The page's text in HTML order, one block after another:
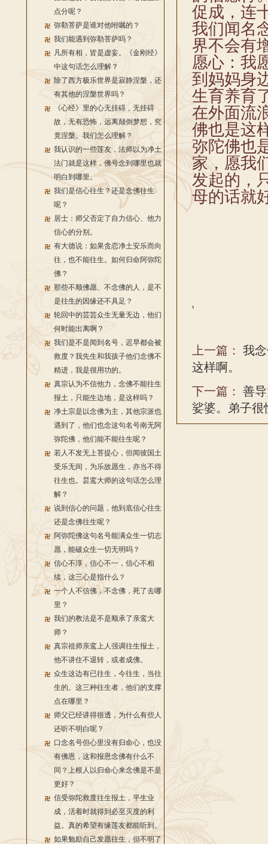
点分呢？
弥勒菩萨是谁对他咐嘱的？
我们能遇到弥勒菩萨吗？
凡所有相，皆是虚妄。《金刚经》
中这句话怎么理解？
除了西方极乐世界是寂静涅槃，还
有其他的涅槃世界吗？
《心经》里的心无挂碍，无挂碍
故，无有恐怖，远离颠倒梦想，究
竟涅槃。我们怎么理解？
我认识的一些莲友，法师以为净土
法门就是这样，佛号念到哪里也就
明白到哪里。
我们是信心往生？还是念佛往生
呢？
居士：师父否定了自力信心、他力
信心的分别。
有大德说：如果贪恋净土安乐而向
往，也不能往生。如何归命阿弥陀
佛？
那些不顺佛愿、不念佛的人，是不
是往生的因缘还不具足？
轮回中的芸芸众生无量无边，他们
何时能出离啊？
我们是不是闻到名号，迟早都会被
救度？我先生和我孩子他们念佛不
精进，我是很用功的。
真宗认为不信他力，念佛不能往生
报土，只能生边地，是这样吗？
净土宗是以念佛为主，其他宗派也
遇到了，他们也念这句名号南无阿
弥陀佛，他们能不能往生呢？
若人不发无上菩提心，但闻彼国土
受乐无间，为乐故愿生，亦当不得
往生也。昙鸾大师的这句话怎么理
解？
说到信心的问题，他到底信心往生
还是念佛往生呢？
阿弥陀佛这句名号能满众生一切志
愿，能破众生一切无明吗？
信心不淳，信心不一，信心不相
续，这三心是指什么？
一个人不信佛，不念佛，死了去哪
里？
我们的教法是不是顺承了亲鸾大
师？
真宗祖师亲鸾上人强调往生报土，
他不讲住不退转，或者成佛。
众生这边有已往生，今往生，当往
生的。这三种往生者，他们的支撑
点在哪里？
师父已经讲得很透，为什么有些人
还听不明白呢？
口念名号但心里没有归命心，也没
有佛恩，这和报恩念佛有什么不
同？上根人以归命心来念佛是不是
更好？
信受弥陀救度往生报土，平生业
成，活着时就得到必至灭度的利
益。真的希望有缘莲友都能听到。
如果勉励自己发愿往生，但不明了
促成，连
我们闻名
界不会有
愿心：我
到妈妈身
生育养育
在外面流
佛也是这
弥陀佛也
家，愿我
发起的，
母的话就
'
上一篇： 我
这样啊。
下一篇： 善
娑婆。弟子很